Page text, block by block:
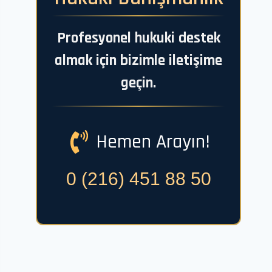
Profesyonel hukuki destek
almak için bizimle iletişime
geçin.
Hemen Arayın!
0 (216) 451 88 50